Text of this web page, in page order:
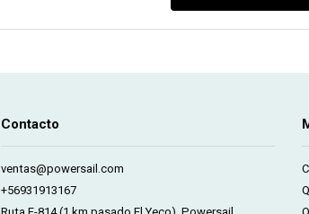
Contacto
ventas@powersail.com
+56931913167